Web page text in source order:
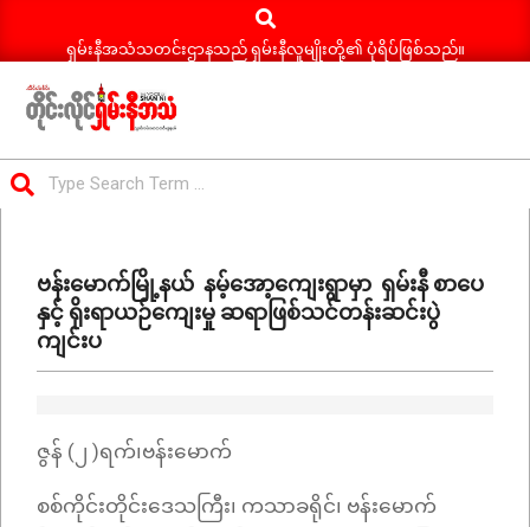
Search
ရှမ်းနီအသံသတင်းဌာနသည် ရှမ်းနီလူမျိုးတို့၏ ပုံရိပ်ဖြစ်သည်။
ရှမ်း
နီ
သတင်း
Menuဗန်းမောက်မြို့နယ် နမ့်အော့ကျေးရွာမှာ ရှမ်းနီ စာပေ
နှင့် ရိုးရာယဉ်ကျေးမှု ဆရာဖြစ်သင်တန်းဆင်းပွဲ
ကျင်းပ
ဇွန် (၂ )ရက်၊ဗန်းမောက်
စစ်ကိုင်းတိုင်းဒေသကြီး၊ ကသာခရိုင်၊ ဗန်းမောက်